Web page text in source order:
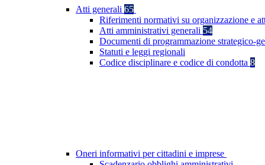
Atti generali 65
Riferimenti normativi su organizzazione e
Atti amministrativi generali 54
Documenti di programmazione strategico-
Statuti e leggi regionali
Codice disciplinare e codice di condotta 8
Oneri informativi per cittadini e imprese